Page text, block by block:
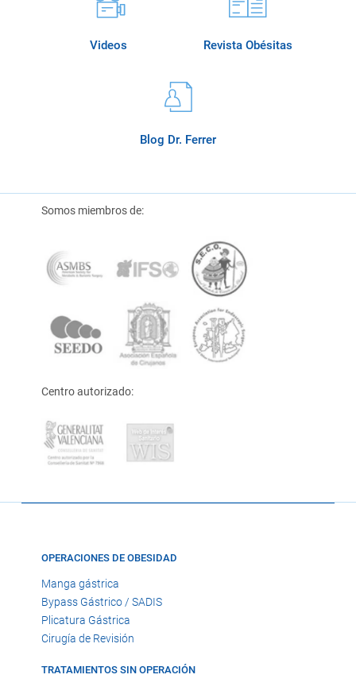
Videos Revista Obésitas
Blog Dr. Ferrer
Somos miembros de:
Centro autorizado:
OPERACIONES DE OBESIDAD
Manga gástrica
Bypass Gástrico / SADIS
Plicatura Gástrica
Cirugía de Revisión
TRATAMIENTOS SIN OPERACIÓN